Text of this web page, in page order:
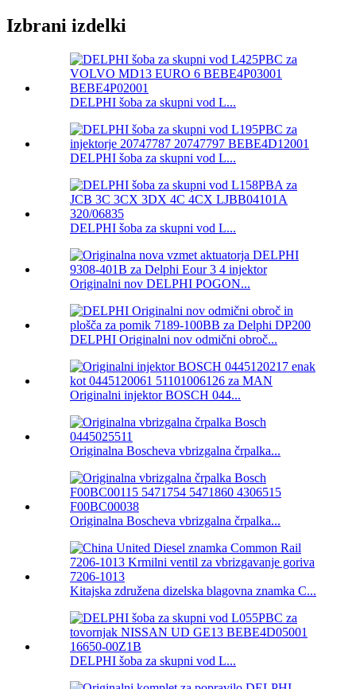
Izbrani izdelki
DELPHI šoba za skupni vod L...
DELPHI šoba za skupni vod L...
DELPHI šoba za skupni vod L...
Originalni nov DELPHI POGON...
DELPHI Originalni nov odmični obroč...
Originalni injektor BOSCH 044...
Originalna Boscheva vbrizgalna črpalka...
Originalna Boscheva vbrizgalna črpalka...
Kitajska združena dizelska blagovna znamka C...
DELPHI šoba za skupni vod L...